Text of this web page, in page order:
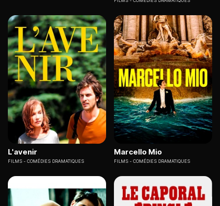
L'avenir
FILMS COMÉDIES DRAMATIQUES
Marcello Mio
FILMS COMÉDIES DRAMATIQUES